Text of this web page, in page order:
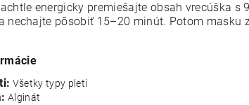
energicky premiešajte obsah vrecúška
nechajte pôsobiť 15–20 minút. Potom masku
Všetky typy pleti
Alginát